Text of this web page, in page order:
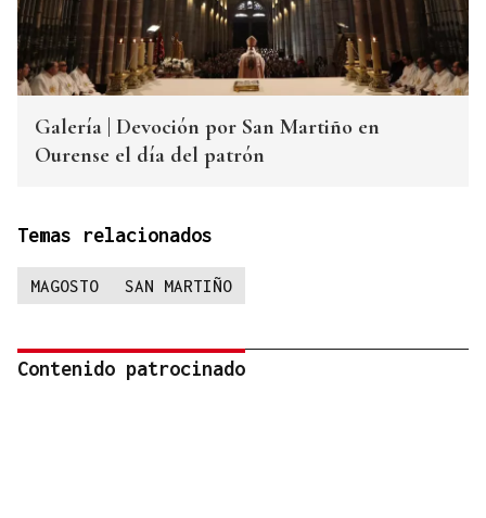
Galería | Devoción por San Martiño en
Ourense el día del patrón
Temas relacionados
MAGOSTO SAN MARTIÑO
Contenido patrocinado